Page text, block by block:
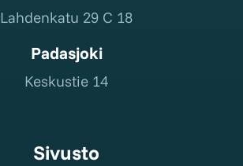
Lahdenkatu 29 C 18
Padasjoki
Keskustie 14
Sivusto